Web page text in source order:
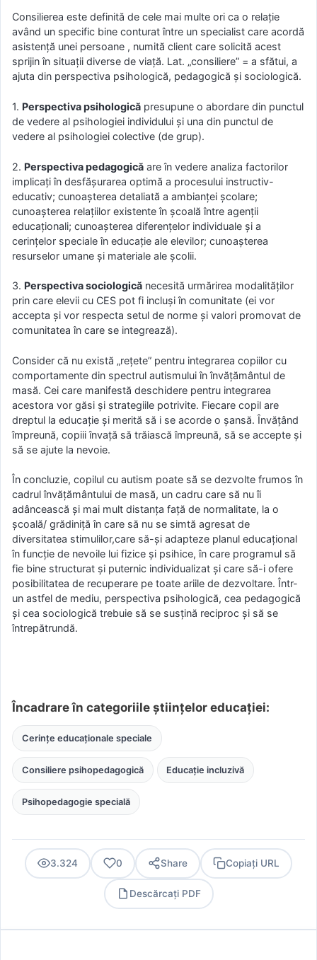
Consilierea este definită de cele mai multe ori ca o relaţie
având un specific bine conturat între un specialist care acordă
asistenţă unei persoane , numită client care solicită acest
sprijin în situaţii diverse de viaţă. Lat. „consiliere” = a sfătui, a
ajuta din perspectiva psihologică, pedagogică şi sociologică.
1. Perspectiva psihologică presupune o abordare din punctul
de vedere al psihologiei individului şi una din punctul de
vedere al psihologiei colective (de grup).
2. Perspectiva pedagogică are în vedere analiza factorilor
implicaţi în desfăşurarea optimă a procesului instructiv-
educativ; cunoaşterea detaliată a ambianţei şcolare;
cunoaşterea relaţiilor existente în şcoală între agenţii
educaţionali; cunoaşterea diferenţelor individuale şi a
cerinţelor speciale în educaţie ale elevilor; cunoaşterea
resurselor umane şi materiale ale şcolii.
3. Perspectiva sociologică necesită urmărirea modalităților
prin care elevii cu CES pot fi incluşi în comunitate (ei vor
accepta şi vor respecta setul de norme şi valori promovat de
comunitatea în care se integrează).
Consider că nu există „reţete” pentru integrarea copiilor cu
comportamente din spectrul autismului în învățământul de
masă. Cei care manifestă deschidere pentru integrarea
acestora vor găsi şi strategiile potrivite. Fiecare copil are
dreptul la educație şi merită să i se acorde o șansă. Învățând
împreună, copiii învață să trăiască împreună, să se accepte şi
să se ajute la nevoie.
În concluzie, copilul cu autism poate să se dezvolte frumos în
cadrul învățământului de masă, un cadru care să nu îi
adâncească și mai mult distanța față de normalitate, la o
școală/ grădiniță în care să nu se simtă agresat de
diversitatea stimulilor,care să-și adapteze planul educațional
în funcție de nevoile lui fizice și psihice, în care programul să
fie bine structurat și puternic individualizat și care să-i ofere
posibilitatea de recuperare pe toate ariile de dezvoltare. Într-
un astfel de mediu, perspectiva psihologică, cea pedagogică
și cea sociologică trebuie să se susțină reciproc și să se
întrepătrundă.
Încadrare în categoriile științelor educației:
Cerințe educaționale speciale
Consiliere psihopedagogică Educație incluzivă
Psihopedagogie specială
3.324 0 Share Copiați URL
Descărcați PDF